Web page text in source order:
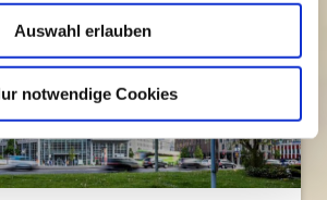
Auswahl erlauben
notwendige Cookies